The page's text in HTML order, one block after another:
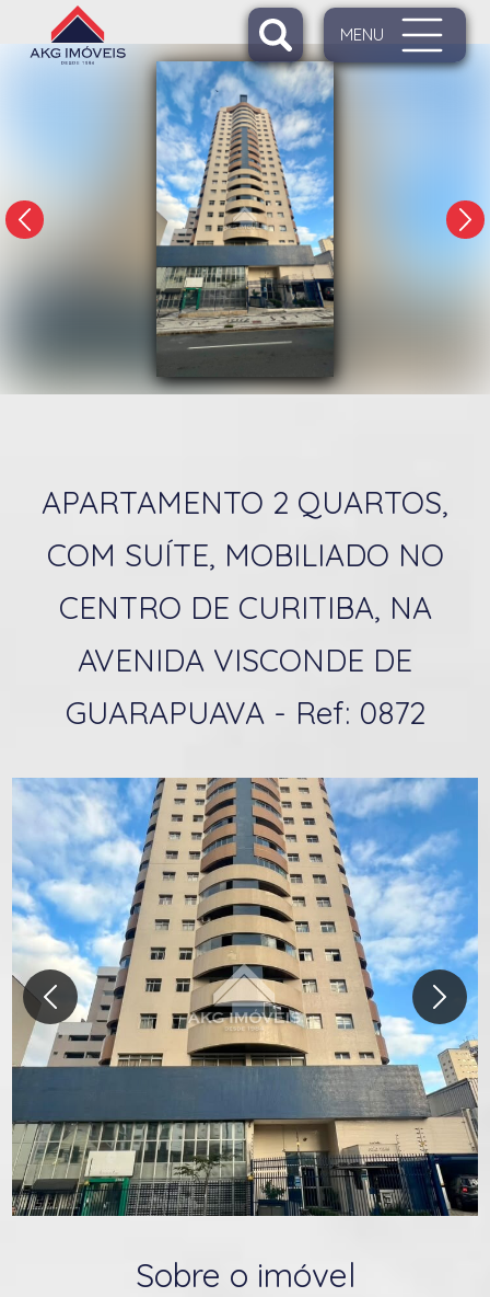
MENU
1/24
APARTAMENTO 2 QUARTOS,
COM SUÍTE, MOBILIADO NO
CENTRO DE CURITIBA, NA
AVENIDA VISCONDE DE
GUARAPUAVA - Ref: 0872
Sobre o imóvel